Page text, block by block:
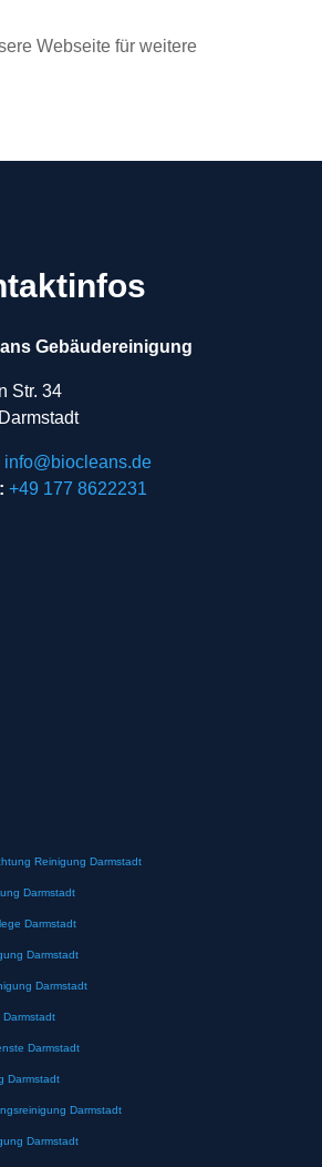
Webseite für weitere
Gebäudereinigung
Str. 34
info@biocleans.de
+49 177 8622231
Reinigung Darmstadt
Darmstadt
Darmstadt
Darmstadt
Darmstadt
Darmstadt
Darmstadt
Darmstadt
Darmstadt